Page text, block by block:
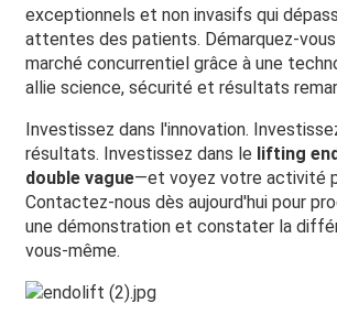
exceptionnels et non invasifs qui
attentes des patients. Démarquez-vous
marché concurrentiel grâce à une
allie science, sécurité et résultats
Investissez dans l'innovation.
résultats. Investissez dans le lifting
double vague—et voyez votre activité
Contactez-nous dès aujourd'hui pour
une démonstration et constater la
vous-même.